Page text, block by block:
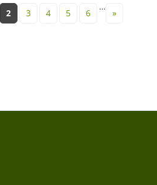
2 3 4 5 6
…
»